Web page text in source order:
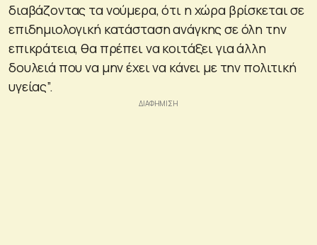
διαβάζοντας τα νούμερα, ότι η χώρα βρίσκεται σε
επιδημιολογική κατάσταση ανάγκης σε όλη την
επικράτεια, θα πρέπει να κοιτάξει για άλλη
δουλειά που να μην έχει να κάνει με την πολιτική
υγείας”.